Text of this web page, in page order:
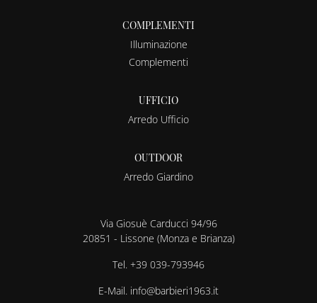
COMPLEMENTI
Illuminazione
Complementi
UFFICIO
Arredo Ufficio
OUTDOOR
Arredo Giardino
Via Giosuè Carducci 94/96
20851 - Lissone (Monza e Brianza)
Tel. +39 039-793946
E-Mail. info@barbieri1963.it